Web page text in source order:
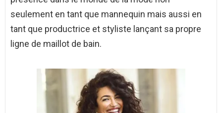
seulement en tant que mannequin mais aussi en
tant que productrice et styliste lançant sa propre
ligne de maillot de bain.